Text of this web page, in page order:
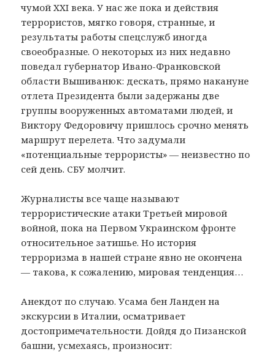
чумой XXI века. У нас же пока и действия
террористов, мягко говоря, странные, и
результаты работы спецслужб иногда
своеобразные. О некоторых из них недавно
поведал губернатор Ивано-Франковской
области Вышиванюк: дескать, прямо накануне
отлета Президента были задержаны две
группы вооруженных автоматами людей, и
Виктору Федоровичу пришлось срочно менять
маршрут перелета. Что задумали
«потенциальные террористы» — неизвестно по
сей день. СБУ молчит.
Журналисты все чаще называют
террористические атаки Третьей мировой
войной, пока на Первом Украинском фронте
относительное затишье. Но история
терроризма в нашей стране явно не окончена
— такова, к сожалению, мировая тенденция…
Анекдот по случаю. Усама бен Ланден на
экскурсии в Италии, осматривает
достопримечательности. Дойдя до Пизанской
башни, усмехаясь, произносит: